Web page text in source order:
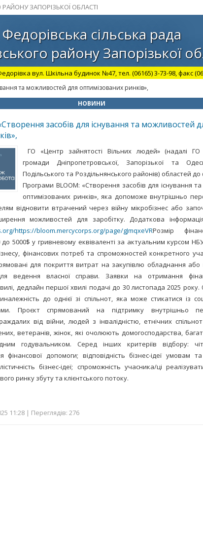
ЗАПОРІЗЬКОЇ ОБЛАСТІ
Федорівська сільська рада
району Запорізької
вул. Шкільна будинок №47, тел. (06165) 3-73-98, факс
та можливостей для оптимізованих ринків»,
НОВИНИ
засобів для існування та можливостей
ГО «Центр зайнятості Вільних людей» (надалі
громади Дніпропетровської, Запорізької та
Подільського та Роздільнянського районів) областей
Програми BLOOM: «Створення засобів для існування
оптимізованих ринків», яка допоможе внутрішньо
відновити втрачений через війну мікробізнес або
можливостей для заробітку. Додаткова
https://bloom.mercycorps.org/page/gJmqxeVRРозмір
5000$ у гривневому еквіваленті за актуальним курсом
фінансових потреб та спроможностей конкретного
для покриття витрат на закупівлю обладнання або
ведення власної справи. Заявки на отримання
дедлайн першої хвилі подачі до 30 листопада 2025
до однієї зі спільнот, яка може стикатися із
Проєкт спрямований на підтримку внутрішньо
від війни, людей з інвалідністю, етнічних
ветеранів, жінок, які очолюють домогосподарства,
годувальником. Серед інших критеріїв відбору:
фінансової допомоги; відповідність бізнес-ідеї умовам
бізнес-ідеї; спроможність учасника/ці
ринку збуту та клієнтського потоку.
11:28 | Переглядів: 276